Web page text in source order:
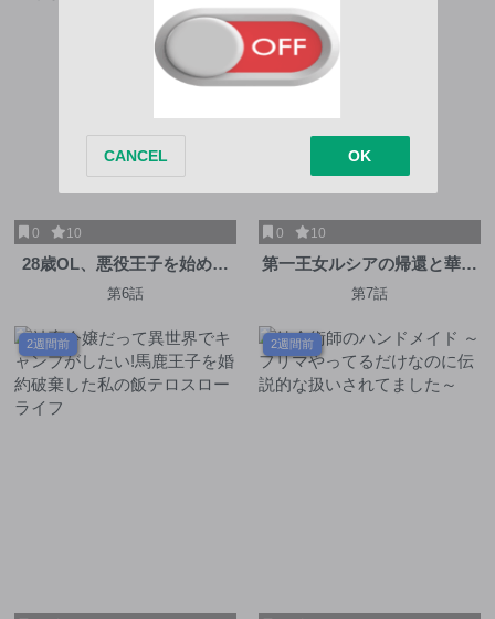
0 10
28歳OL、悪役王子を始めま
した～不自由な異世界を改革
第6話
0 10
第一王女ルシアの帰還と華麗
なる快進撃 海の守護騎士と
第7話
2週間前 2週間前